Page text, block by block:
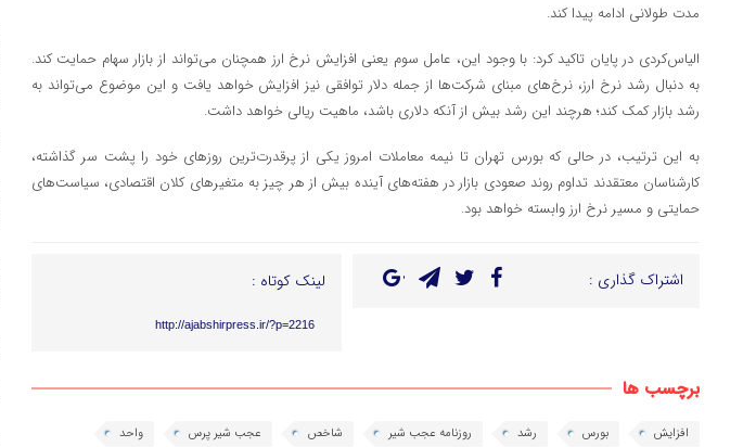
مدت طولانی ادامه پیدا کند.
الیاس‌کردی در پایان تاکید کرد: با وجود این، عامل سوم یعنی افزایش نرخ ارز همچنان می‌تواند از بازار سهام حمایت کند.
به دنبال رشد نرخ ارز، نرخ‌های مبنای شرکت‌ها از جمله دلار توافقی نیز افزایش خواهد یافت و این موضوع می‌تواند به
رشد بازار کمک کند؛ هرچند این رشد بیش از آنکه دلاری باشد، ماهیت ریالی خواهد داشت.
به این ترتیب، در حالی که بورس تهران تا نیمه معاملات امروز یکی از پرقدرت‌ترین روزهای خود را پشت سر گذاشته،
کارشناسان معتقدند تداوم روند صعودی بازار در هفته‌های آینده بیش از هر چیز به متغیرهای کلان اقتصادی، سیاست‌های
حمایتی و مسیر نرخ ارز وابسته خواهد بود.
اشتراک گذاری : لینک کوتاه :
http://ajabshirpress.ir/?p=2216
برچسب ها
افزایش بورس رشد روزنامه عجب شیر شاخص عجب شیر پرس واحد